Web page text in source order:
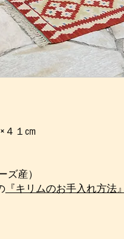
４１cm
ズ産）
『キリムのお手入れ方法